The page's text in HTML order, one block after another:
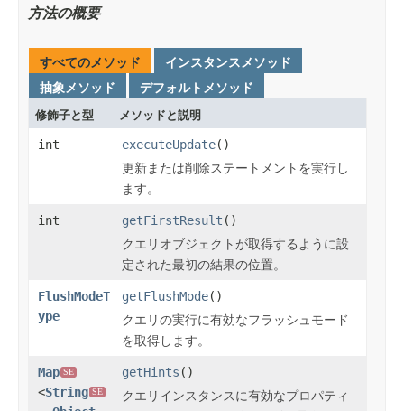
方法の概要
すべてのメソッド
インスタンスメソッド
抽象メソッド
デフォルトメソッド
修飾子と型 メソッドと説明
int executeUpdate()
更新または削除ステートメントを実行し
ます。
int getFirstResult ()
クエリオブジェクトが取得するように設
定された最初の結果の位置。
FlushModeT
ype
getFlushMode()
クエリの実行に有効なフラッシュモード
を取得します。
Map SE
<String SE
getHints ()
クエリインスタンスに有効なプロパティ